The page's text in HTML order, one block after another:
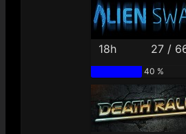
18h 27 /
40 %